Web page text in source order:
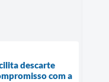
descarte
com a